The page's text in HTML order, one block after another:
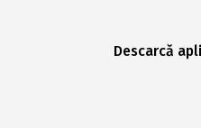
Descarcă